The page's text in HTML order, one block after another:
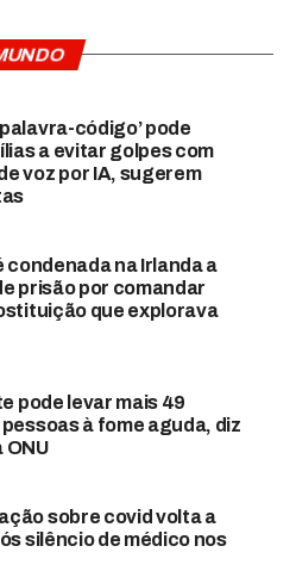
código’ pode
a evitar golpes com
voz por IA, sugerem
condenada na Irlanda a
prisão por comandar
que explorava
pode levar mais 49
à fome aguda, diz
ONU
sobre covid volta a
silêncio de médico nos